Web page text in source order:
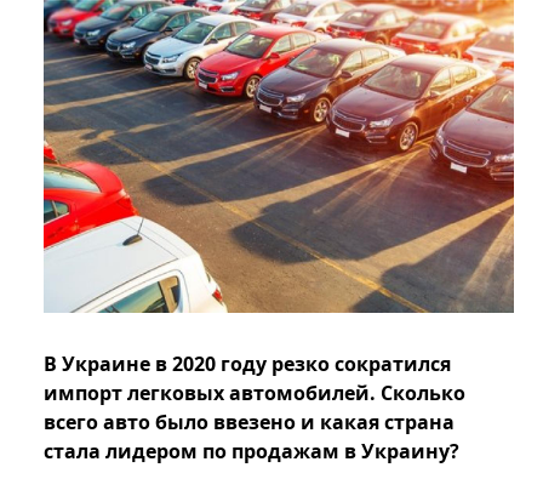
В Украине в 2020 году резко сократился
импорт легковых автомобилей. Сколько
всего авто было ввезено и какая страна
стала лидером по продажам в Украину?